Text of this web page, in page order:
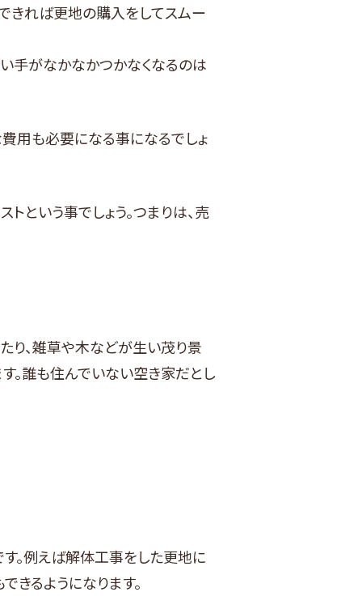
きれば更地の購入をしてスムー
手がなかなかつかなくなるのは
用も必要になる事になるでしょ
という事でしょう。つまりは、売
り、雑草や木などが生い茂り景
。誰も住んでいない空き家だとし
。例えば解体工事をした更地に
きるようになります。